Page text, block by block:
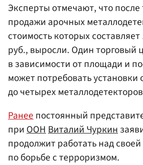
Эксперты отмечают, что после
продажи арочных
стоимость которых
руб., выросли. Один торговый
в зависимости от площади и
может потребовать установки
до четырех
Ранеепостоянный
приООНВиталий Чуркин
продолжит работать над
по борьбе с терроризмом.